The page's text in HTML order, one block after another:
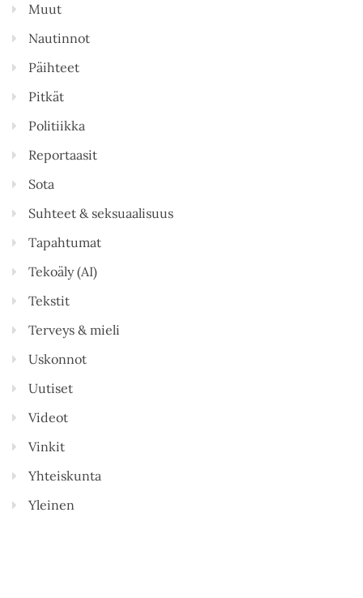
Muut
Nautinnot
Päihteet
Pitkät
Politiikka
Reportaasit
Sota
Suhteet & seksuaalisuus
Tapahtumat
Tekoäly (AI)
Tekstit
Terveys & mieli
Uskonnot
Uutiset
Videot
Vinkit
Yhteiskunta
Yleinen